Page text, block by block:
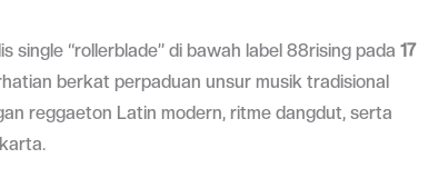
single “rollerblade” di bawah label 88rising pada 17
berkat perpaduan unsur musik tradisional
reggaeton Latin modern, ritme dangdut, serta